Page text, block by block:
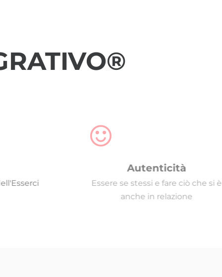
Autenticità
Essere se stessi e fare ciò che si è
anche in relazione